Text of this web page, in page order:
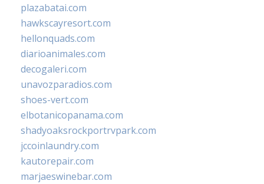
plazabatai.com
hawkscayresort.com
hellonquads.com
diarioanimales.com
decogaleri.com
unavozparadios.com
shoes-vert.com
elbotanicopanama.com
shadyoaksrockportrvpark.com
jccoinlaundry.com
kautorepair.com
marjaeswinebar.com